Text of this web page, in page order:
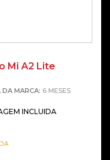
Mi A2 Lite
MARCA: 6 MESES
INCLUIDA